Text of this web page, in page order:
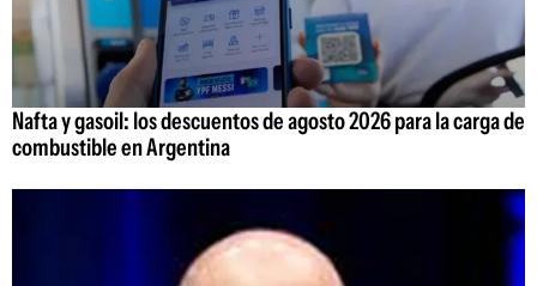
Nafta y gasoil: los descuentos de agosto 2026 para la carga de
combustible en Argentina